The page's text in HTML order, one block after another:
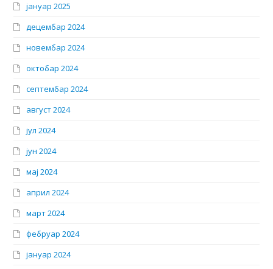
јануар 2025
децембар 2024
новембар 2024
октобар 2024
септембар 2024
август 2024
јул 2024
јун 2024
мај 2024
април 2024
март 2024
фебруар 2024
јануар 2024